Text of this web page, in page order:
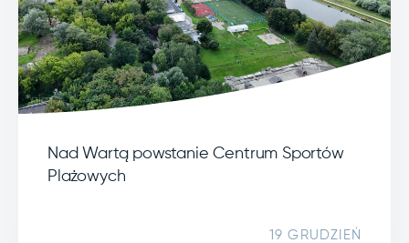
Nad Wartą powstanie Centrum Sportów
Plażowych
19 GRUDZIEŃ